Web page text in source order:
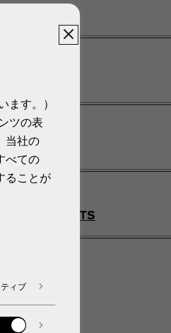
イン
ます。）
ツの表
当社の
べての
ることが
ィブ